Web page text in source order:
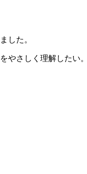
した。
さしく理解したい